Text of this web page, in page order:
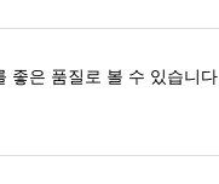
좋은 품질로 볼 수 있습니다